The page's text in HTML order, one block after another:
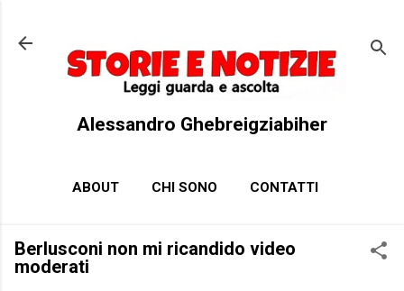
Alessandro Ghebreigziabiher
ABOUT CHI SONO CONTATTI
Berlusconi non mi ricandido video
moderati